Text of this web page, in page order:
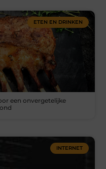
ETEN EN DRINKEN
een onvergetelijke
INTERNET